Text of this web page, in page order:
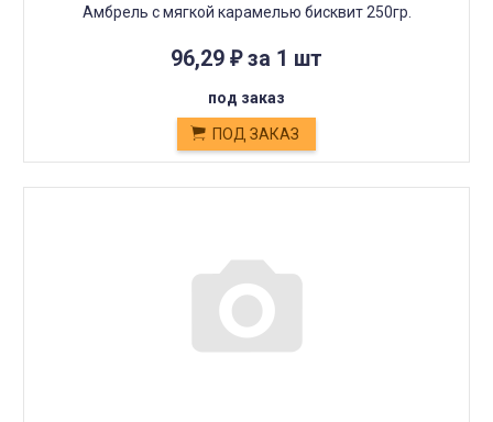
Амбрель с мягкой карамелью бисквит 250гр.
96,29 ₽за 1 шт
под заказ
ПОД ЗАКАЗ